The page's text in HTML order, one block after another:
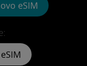
eSIM